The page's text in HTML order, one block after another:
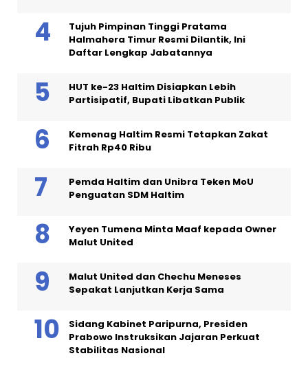
Tujuh Pimpinan Tinggi Pratama
Halmahera Timur Resmi Dilantik, Ini
Daftar Lengkap Jabatannya
HUT ke-23 Haltim Disiapkan Lebih
Partisipatif, Bupati Libatkan Publik
Kemenag Haltim Resmi Tetapkan Zakat
Fitrah Rp40 Ribu
Pemda Haltim dan Unibra Teken MoU
Penguatan SDM Haltim
Yeyen Tumena Minta Maaf kepada Owner
Malut United
Malut United dan Chechu Meneses
Sepakat Lanjutkan Kerja Sama
Sidang Kabinet Paripurna, Presiden
Prabowo Instruksikan Jajaran Perkuat
Stabilitas Nasional